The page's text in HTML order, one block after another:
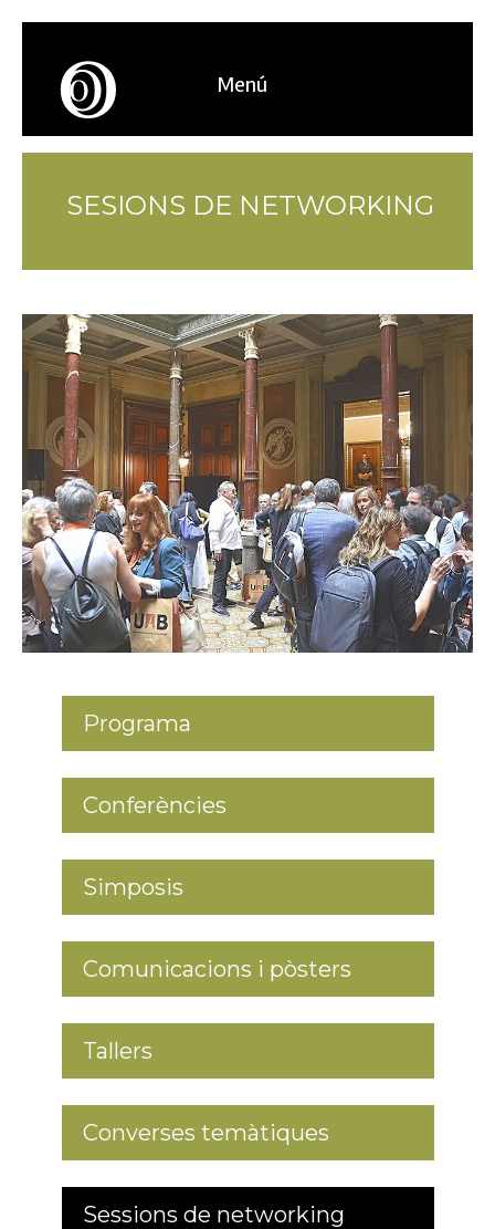
Menú
SESIONS DE NETWORKING
Programa
Conferències
Simposis
Comunicacions i pòsters
Tallers
Converses temàtiques
Sessions de networking